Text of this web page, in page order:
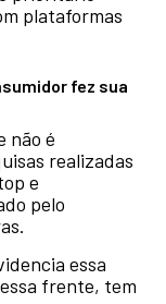
plataformas
fez sua
não é
realizadas
e
pelo
essa
frente, tem